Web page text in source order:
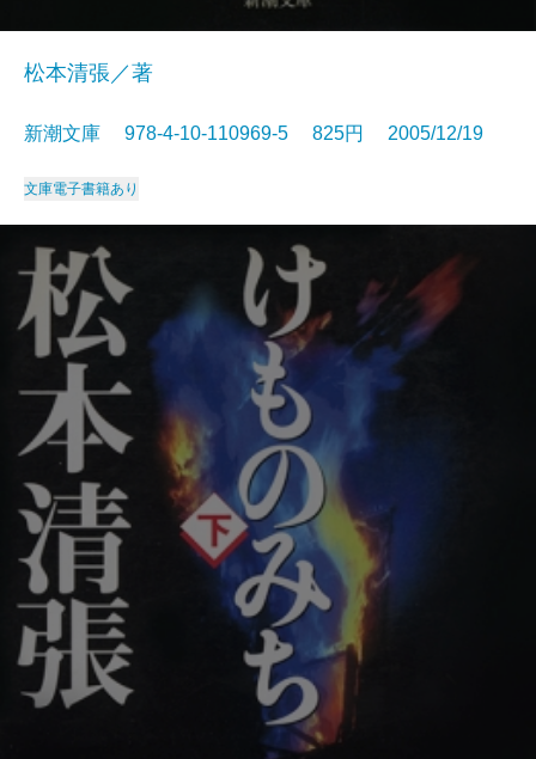
松本清張／著
新潮文庫 978-4-10-110969-5 825円 2005/12/19
文庫電子書籍あり